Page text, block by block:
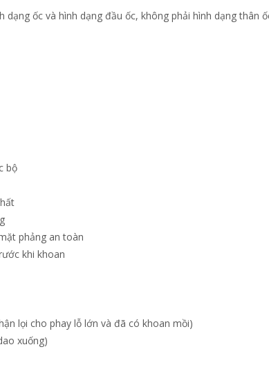
ốc và hình dạng đầu ốc, không phải hình dạng thân
bộ
phảng an toàn
khi khoan
lọi cho phay lỗ lớn và đã có khoan mồi)
xuống)